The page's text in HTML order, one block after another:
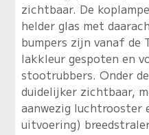
zichtbaar. De
helder glas met
bumpers zijn vanaf de
lakkleur gespoten en
stootrubbers. Onder
duidelijker zichtbaar,
aanwezig luchtrooster
uitvoering)